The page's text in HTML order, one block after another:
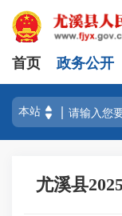
首页 政务公开
尤溪县